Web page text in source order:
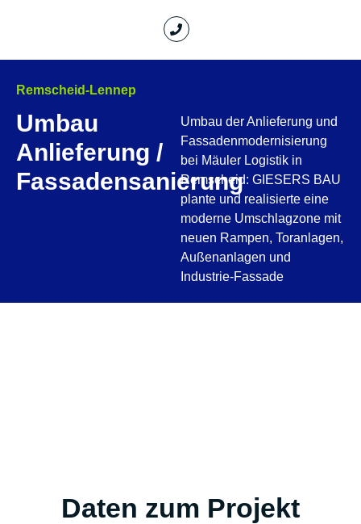
Remscheid-Lennep
Umbau
Anlieferung /
Fassadensanierung
Umbau der Anlieferung und
Fassadenmodernisierung
bei Mäuler Logistik in
Remscheid: GIESERS BAU
plante und realisierte eine
moderne Umschlagzone mit
neuen Rampen, Toranlagen,
Außenanlagen und
Industrie-Fassade
Daten zum Projekt